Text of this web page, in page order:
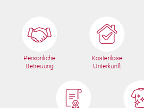
Persönliche
Betreuung
Kostenlose
Unterkunft